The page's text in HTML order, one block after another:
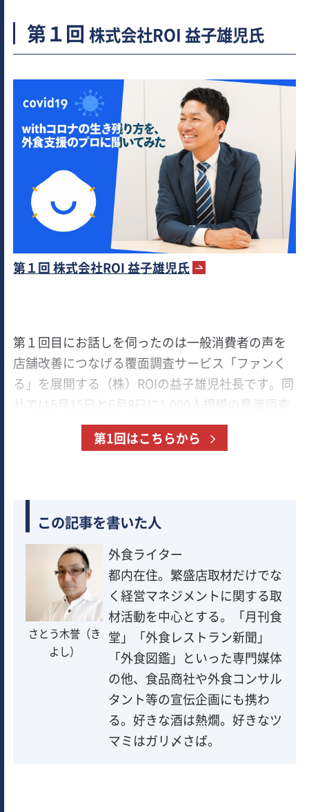
第１回株式会社ROI 益子雄児氏
第１回 株式会社ROI 益子雄児氏
第１回目にお話しを伺ったのは一般消費者の声を
店舗改善につなげる覆面調査サービス「ファンく
る」を展開する（株）ROIの益子雄児社長です。同
社では5月15日と6月8日に1,000人規模の意識調査
を実施し、6月からは13のウイルス対策を調査項目
に追加しています。120万人を超えるモニター会員
第1回はこちらから
この記事を書いた人
さとう木誉（き
よし）
外食ライター
都内在住。繁盛店取材だけでな
く経営マネジメントに関する取
材活動を中心とする。「月刊食
堂」「外食レストラン新聞」
「外食図鑑」といった専門媒体
の他、食品商社や外食コンサル
タント等の宣伝企画にも携わ
る。好きな酒は熱燗。好きなツ
マミはガリ〆さば。